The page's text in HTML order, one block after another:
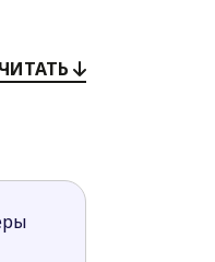
не
ЧИТАТЬ